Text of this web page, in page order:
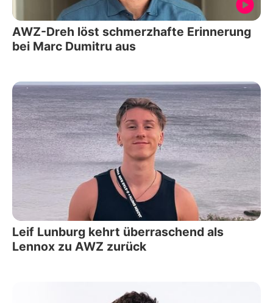
AWZ-Dreh löst schmerzhafte Erinnerung
bei Marc Dumitru aus
Leif Lunburg kehrt überraschend als
Lennox zu AWZ zurück